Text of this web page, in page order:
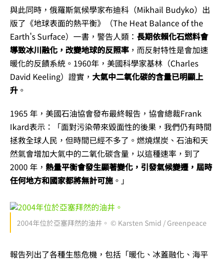
與此同時，俄羅斯氣候學家布迪科（Mikhail Budyko）出
版了《地球表面的熱平衡》（The Heat Balance of the
Earth's Surface）一書，警告人類： 長期依賴化石燃料會
導致冰川融化，改變地球的反照率 ，而反射特性是會加速
暖化的反饋系統。1960年，美國科學家基林（Charles
David Keeling）證實， 大氣中二氧化碳的含量已明顯上
升 。
1965 年，美國石油協會發布最終報告，協會總裁Frank
Ikard表示：「面對污染帶來毀面性的後果，我們仍有時間
拯救全球人民，但時間已經不多了。燃燒煤炭、石油和天
然氣會增加大氣中的二氧化碳含量，以這種速率，到了
2000 年， 熱量平衡會發生顯著變化，引發氣候變遷，屆時
任何地方和國家都將無計可施 。」
2004年位於亞塞拜然的油井。 © Karsten Smid / Greenpeace
報告列出了各種生態危機，包括「暖化、冰蓋融化、海平